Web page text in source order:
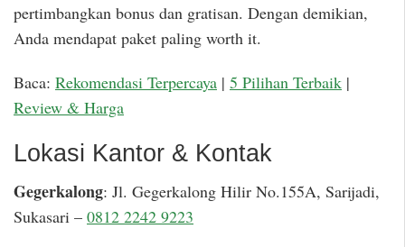
pertimbangkan bonus dan gratisan. Dengan demikian,
Anda mendapat paket paling worth it.
Baca: Rekomendasi Terpercaya | 5 Pilihan Terbaik |
Review & Harga
Lokasi Kantor & Kontak
Gegerkalong: Jl. Gegerkalong Hilir No.155A, Sarijadi,
Sukasari – 0812 2242 9223